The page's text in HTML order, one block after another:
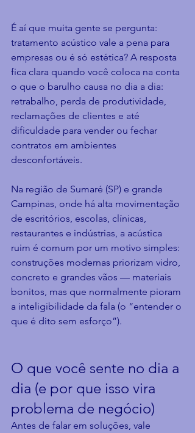
É aí que muita gente se pergunta:
tratamento acústico vale a pena para
empresas ou é só estética? A resposta
fica clara quando você coloca na conta
o que o barulho causa no dia a dia:
retrabalho, perda de produtividade,
reclamações de clientes e até
dificuldade para vender ou fechar
contratos em ambientes
desconfortáveis.
Na região de Sumaré (SP) e grande
Campinas, onde há alta movimentação
de escritórios, escolas, clínicas,
restaurantes e indústrias, a acústica
ruim é comum por um motivo simples:
construções modernas priorizam vidro,
concreto e grandes vãos — materiais
bonitos, mas que normalmente pioram
a inteligibilidade da fala (o “entender o
que é dito sem esforço”).
O que você sente no dia a
dia (e por que isso vira
problema de negócio)
Antes de falar em soluções, vale